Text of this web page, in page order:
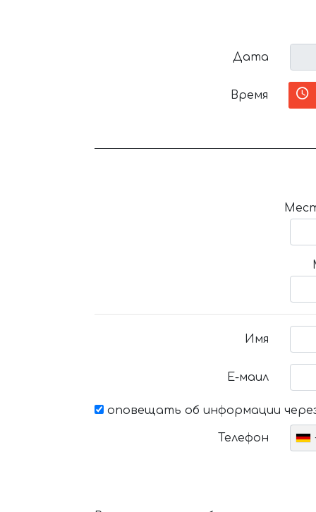
Дата
Время
Имя
Е-маил
оповещать об информации
Телефон